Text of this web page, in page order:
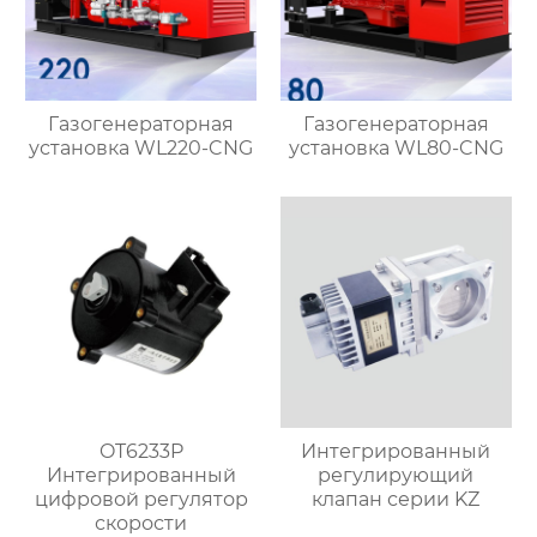
Газогенераторная
установка WL220-CNG
Газогенераторная
установка WL80-CNG
OT6233P
Интегрированный
цифровой регулятор
скорости
Интегрированный
регулирующий
клапан серии KZ